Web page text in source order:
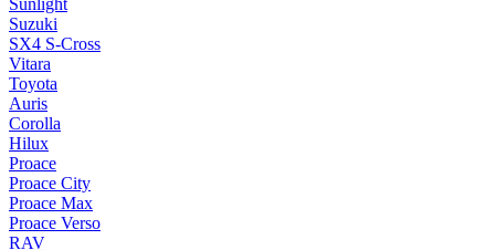
Sunlight
Suzuki
SX4 S-Cross
Vitara
Toyota
Auris
Corolla
Hilux
Proace
Proace City
Proace Max
Proace Verso
RAV